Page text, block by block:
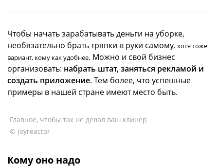
Чтобы начать зарабатывать деньги на уборке,
необязательно брать тряпки в руки самому, хотя тоже
вариант, кому как удобнее. Можно и свой бизнес
организовать: набрать штат, заняться рекламой и
создать приложение. Тем более, что успешные
примеры в нашей стране имеют место быть.
Главное, чтобы так не делал ваш клинер
© joyreactor
Кому оно надо